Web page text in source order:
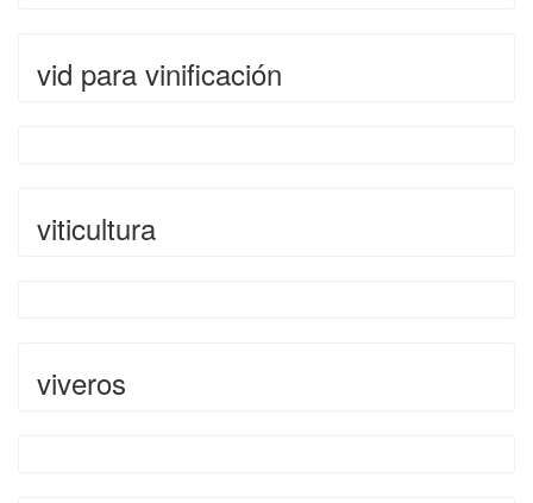
vid para vinificación
viticultura
viveros